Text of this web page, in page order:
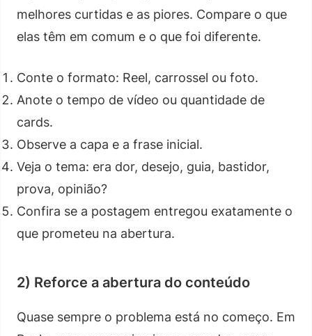
melhores curtidas e as piores. Compare o que
elas têm em comum e o que foi diferente.
Conte o formato: Reel, carrossel ou foto.
Anote o tempo de vídeo ou quantidade de
cards.
Observe a capa e a frase inicial.
Veja o tema: era dor, desejo, guia, bastidor,
prova, opinião?
Confira se a postagem entregou exatamente o
que prometeu na abertura.
2) Reforce a abertura do conteúdo
Quase sempre o problema está no começo. Em